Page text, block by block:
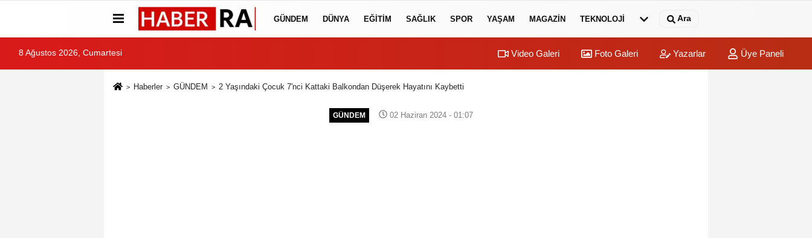
GÜNDEM DÜNYA EĞİTİM SAĞLIK SPOR YAŞAM MAGAZİN TEKNOLOJİ Ara
8 Ağustos 2026, Cumartesi Video Galeri Foto Galeri Yazarlar Üye Paneli
Haberler GÜNDEM 2 Yaşındaki Çocuk 7'nci Kattaki Balkondan Düşerek Hayatını Kaybetti
GÜNDEM 02 Haziran 2024 - 01:07